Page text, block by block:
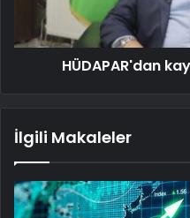
HÜDAPAR'dan
İlgili Makaleler